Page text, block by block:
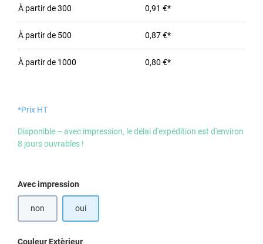
À partir de300 0,91 €*
À partir de 500 0,87 €*
À partir de 1000 0,80 €*
*Prix HT
Disponible – avec impression, le délai d'expédition est d'environ
8 jours ouvrables !
Sélectionnez
Avec impression
non oui
Sélectionnez
Couleur Extèrieur